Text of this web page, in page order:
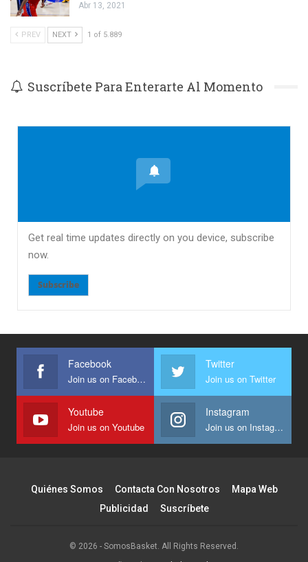
Abr 13, 2021
PREV NEXT 1 of 5.889
Suscríbete Para Enterarte Al Momento
Get real time updates directly on you device, subscribe
now.
Subscribe
Facebook
Join us on Facebook
Twitter
Join us on Twitter
Youtube
Join us on Youtube
Instagram
Join us on Instagram
Quiénes Somos Contacta Con Nosotros
Mapa Web
Publicidad
Suscríbete
© 2026 - SomosBasket. All Rights Reserved.